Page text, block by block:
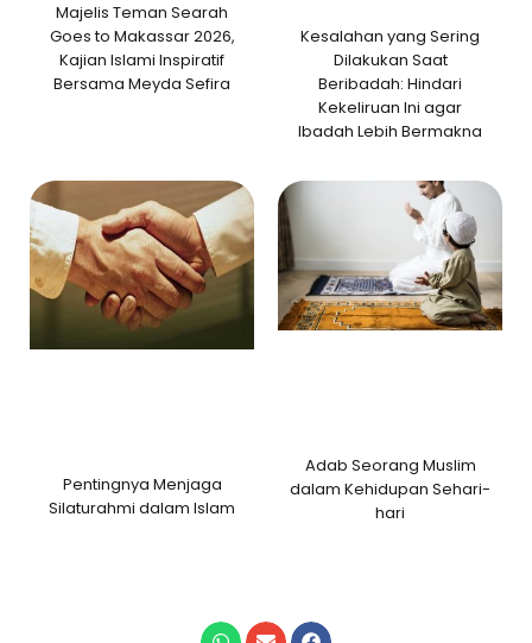
Majelis Teman Searah
Goes to Makassar 2026,
Kajian Islami Inspiratif
Bersama Meyda Sefira
Kesalahan yang Sering
Dilakukan Saat
Beribadah: Hindari
Kekeliruan Ini agar
Ibadah Lebih Bermakna
Pentingnya Menjaga
Silaturahmi dalam Islam
Adab Seorang Muslim
dalam Kehidupan Sehari-
hari